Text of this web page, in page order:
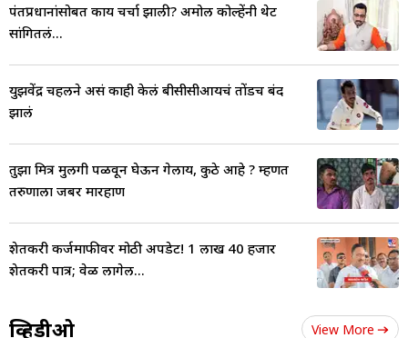
पंतप्रधानांसोबत काय चर्चा झाली? अमोल कोल्हेंनी थेट
सांगितलं...
युझवेंद्र चहलने असं काही केलं बीसीसीआयचं तोंडच बंद
झालं
तुझा मित्र मुलगी पळवून घेऊन गेलाय, कुठे आहे ? म्हणत
तरुणाला जबर मारहाण
शेतकरी कर्जमाफीवर मोठी अपडेट! 1 लाख 40 हजार
शेतकरी पात्र; वेळ लागेल...
व्हिडीओ View More